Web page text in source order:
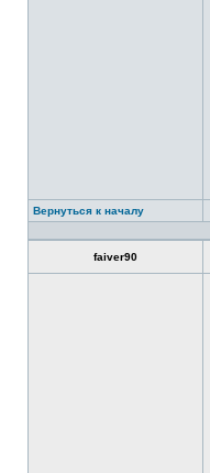
Вернуться к началу
faiver90